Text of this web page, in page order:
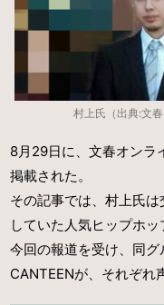
村上氏（出典:文春
8月29日に、文春オンラ
掲載された。
その記事では、村上氏
していた人気ヒップホ
今回の報道を受け、同
CANTEENが、それぞれ